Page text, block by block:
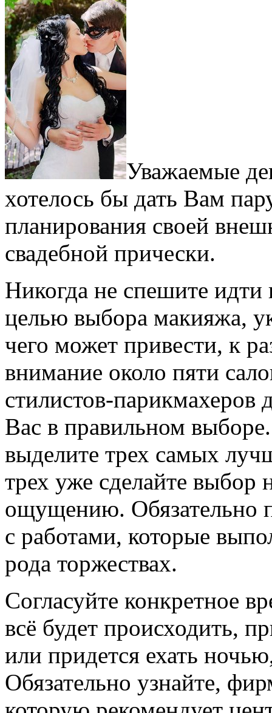
Уважаемые
хотелось бы дать Вам
планирования своей
свадебной прически.
Никогда не спешите
целью выбора макияжа,
чего может привести, к
внимание около пяти
стилистов-парикмахеров
Вас в правильном
выделите трех самых
трех уже сделайте выбор
ощущению. Обязательно
с работами, которые
рода торжествах.
Согласуйте конкретное
всё будет происходить,
или придется ехать
Обязательно узнайте,